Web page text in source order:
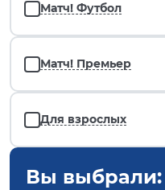
Матч! Футбол
Матч! Премьер
Для взрослых
Вы выбрали: